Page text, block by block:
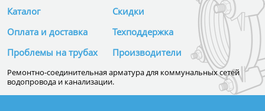
Каталог
Оплата и доставка
Скидки
Техподдержка
Производители
Проблемы на трубах
Ремонтно-соединительная арматура для коммунальных сетей
водопровода и канализации.